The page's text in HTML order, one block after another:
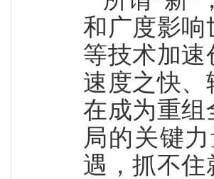
和广度影响
等技术加
速度之快
在成为重组
局的关键
遇，抓不